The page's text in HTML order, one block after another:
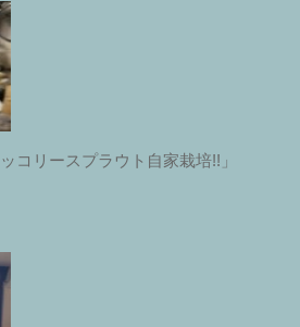
コリースプラウト自家栽培!!」